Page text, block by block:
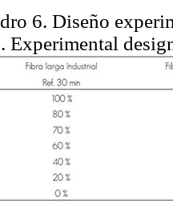
6. Diseño
Experimental